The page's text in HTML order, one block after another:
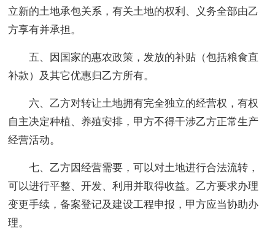
立新的土地承包关系，有关土地的权利、义务全部由乙
方享有并承担。
五、因国家的惠农政策，发放的补贴（包括粮食直
补款）及其它优惠归乙方所有。
六、乙方对转让土地拥有完全独立的经营权，有权
自主决定种植、养殖安排，甲方不得干涉乙方正常生产
经营活动。
七、乙方因经营需要，可以对土地进行合法流转，
可以进行平整、开发、利用并取得收益。乙方要求办理
变更手续，备案登记及建设工程申报，甲方应当协助办
理。